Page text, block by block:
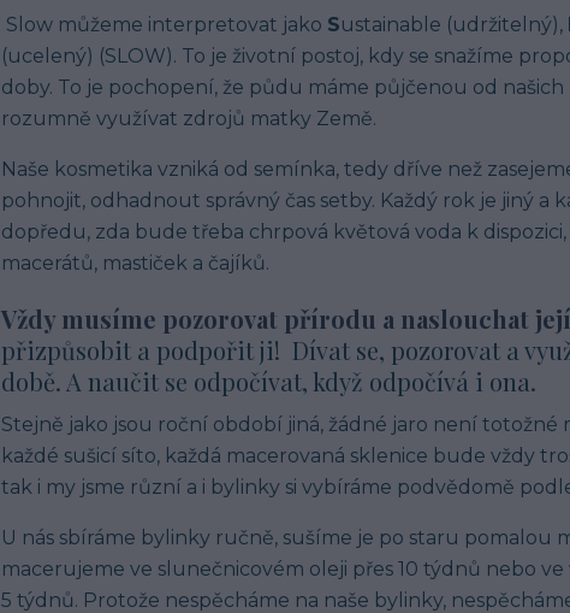
Slow můžeme interpretovat jako Sustainable (udržitelný),
(ucelený) (SLOW). To je životní postoj, kdy se snažíme
doby. To je pochopení, že půdu máme půjčenou od
rozumně využívat zdrojů matky Země.
Naše kosmetika vzniká od semínka, tedy dříve než
pohnojit, odhadnout správný čas setby. Každý rok je jiný
dopředu, zda bude třeba chrpová květová voda k
macerátů, mastiček a čajíků.
Vždy musíme pozorovat přírodu a naslouchat
přizpůsobit a podpořit ji! Dívat se, pozorovat a
době. A naučit se odpočívat, když odpočívá i ona.
Stejně jako jsou roční období jiná, žádné jaro není totožné
každé sušicí síto, každá macerovaná sklenice bude vždy
tak i my jsme různí a i bylinky si vybíráme podvědomě
U nás sbíráme bylinky ručně, sušíme je po staru
macerujeme ve slunečnicovém oleji přes 10 týdnů nebo
5 týdnů. Protože nespěcháme na naše bylinky,